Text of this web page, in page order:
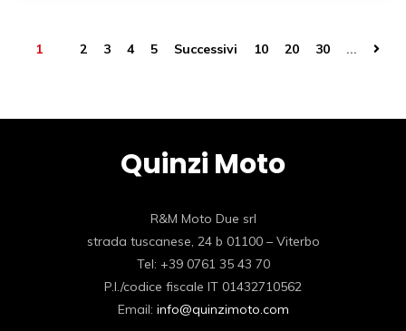
1 2 3 4 5 Successivi 10 20 30 ...
Quinzi Moto
R&M Moto Due srl
strada tuscanese, 24 b 01100 – Viterbo
Tel: +39 0761 35 43 70
P.I./codice fiscale IT 01432710562
Email: info@quinzimoto.com